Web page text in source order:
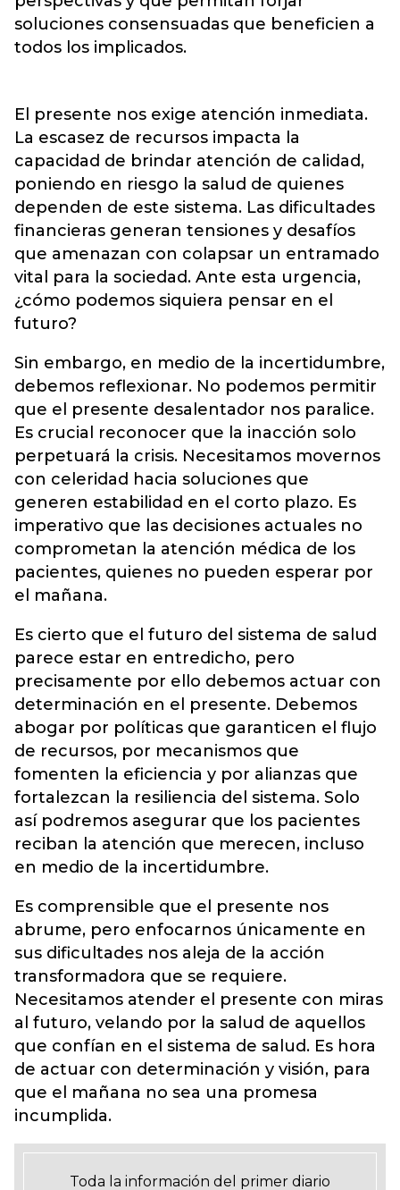
soluciones consensuadas que beneficien a
todos los implicados.
El presente nos exige atención inmediata.
La escasez de recursos impacta la
capacidad de brindar atención de calidad,
poniendo en riesgo la salud de quienes
dependen de este sistema. Las dificultades
financieras generan tensiones y desafíos
que amenazan con colapsar un entramado
vital para la sociedad. Ante esta urgencia,
¿cómo podemos siquiera pensar en el
futuro?
Sin embargo, en medio de la incertidumbre,
debemos reflexionar. No podemos permitir
que el presente desalentador nos paralice.
Es crucial reconocer que la inacción solo
perpetuará la crisis. Necesitamos movernos
con celeridad hacia soluciones que
generen estabilidad en el corto plazo. Es
imperativo que las decisiones actuales no
comprometan la atención médica de los
pacientes, quienes no pueden esperar por
el mañana.
Es cierto que el futuro del sistema de salud
parece estar en entredicho, pero
precisamente por ello debemos actuar con
determinación en el presente. Debemos
abogar por políticas que garanticen el flujo
de recursos, por mecanismos que
fomenten la eficiencia y por alianzas que
fortalezcan la resiliencia del sistema. Solo
así podremos asegurar que los pacientes
reciban la atención que merecen, incluso
en medio de la incertidumbre.
Es comprensible que el presente nos
abrume, pero enfocarnos únicamente en
sus dificultades nos aleja de la acción
transformadora que se requiere.
Necesitamos atender el presente con miras
al futuro, velando por la salud de aquellos
que confían en el sistema de salud. Es hora
de actuar con determinación y visión, para
que el mañana no sea una promesa
incumplida.
Toda la información del primer diario